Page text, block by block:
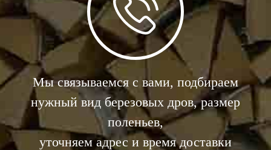
Мы связываемся с вами, подбираем
нужный вид березовых дров, размер
поленьев,
уточняем адрес и время доставки